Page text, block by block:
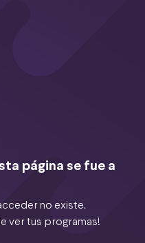
página se fue a
no existe.
ver tus programas!